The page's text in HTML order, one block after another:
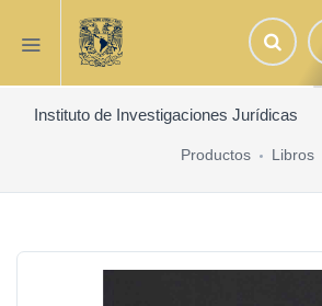
Instituto de Investigaciones Jurídicas
Productos Libros